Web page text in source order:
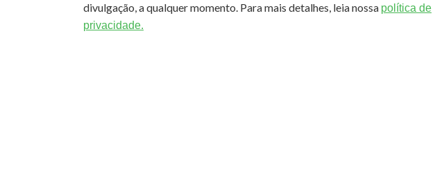
divulgação, a qualquer momento. Para mais detalhes, leia nossa política de
privacidade.